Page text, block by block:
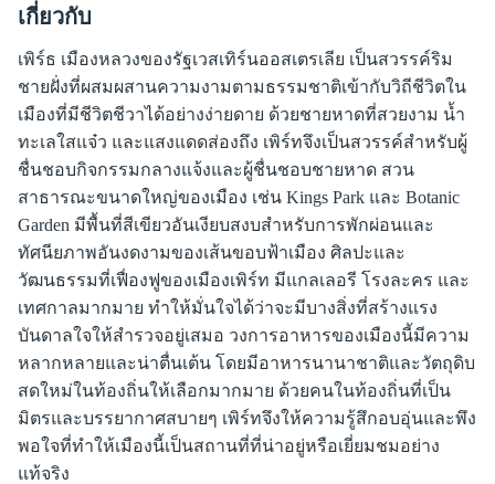
เกี่ยวกับ
เพิร์ธ เมืองหลวงของรัฐเวสเทิร์นออสเตรเลีย เป็นสวรรค์ริม
ชายฝั่งที่ผสมผสานความงามตามธรรมชาติเข้ากับวิถีชีวิตใน
เมืองที่มีชีวิตชีวาได้อย่างง่ายดาย ด้วยชายหาดที่สวยงาม น้ำ
ทะเลใสแจ๋ว และแสงแดดส่องถึง เพิร์ทจึงเป็นสวรรค์สำหรับผู้
ชื่นชอบกิจกรรมกลางแจ้งและผู้ชื่นชอบชายหาด สวน
สาธารณะขนาดใหญ่ของเมือง เช่น Kings Park และ Botanic
Garden มีพื้นที่สีเขียวอันเงียบสงบสำหรับการพักผ่อนและ
ทัศนียภาพอันงดงามของเส้นขอบฟ้าเมือง ศิลปะและ
วัฒนธรรมที่เฟื่องฟูของเมืองเพิร์ท มีแกลเลอรี โรงละคร และ
เทศกาลมากมาย ทำให้มั่นใจได้ว่าจะมีบางสิ่งที่สร้างแรง
บันดาลใจให้สำรวจอยู่เสมอ วงการอาหารของเมืองนี้มีความ
หลากหลายและน่าตื่นเต้น โดยมีอาหารนานาชาติและวัตถุดิบ
สดใหม่ในท้องถิ่นให้เลือกมากมาย ด้วยคนในท้องถิ่นที่เป็น
มิตรและบรรยากาศสบายๆ เพิร์ทจึงให้ความรู้สึกอบอุ่นและพึง
พอใจที่ทำให้เมืองนี้เป็นสถานที่ที่น่าอยู่หรือเยี่ยมชมอย่าง
แท้จริง